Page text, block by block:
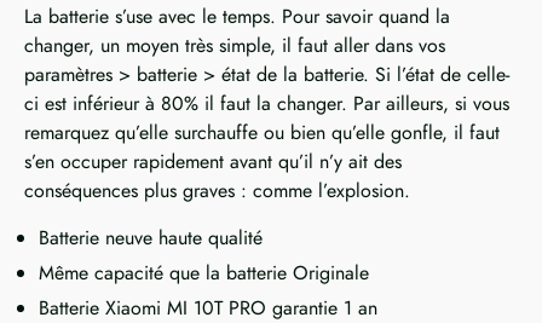
La batterie s’use avec le temps. Pour savoir quand la
changer, un moyen très simple, il faut aller dans vos
paramètres > batterie > état de la batterie. Si l’état de celle-
ci est inférieur à 80% il faut la changer. Par ailleurs, si vous
remarquez qu’elle surchauffe ou bien qu’elle gonfle, il faut
s’en occuper rapidement avant qu’il n’y ait des
conséquences plus graves : comme l’explosion.
Batterie neuve haute qualité
Même capacité que la batterie Originale
Batterie Xiaomi MI 10T PRO garantie 1 an